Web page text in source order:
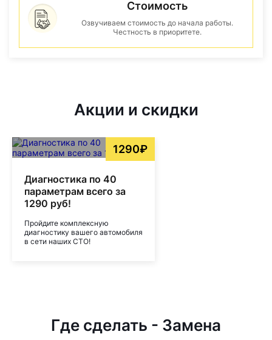
Стоимость
Озвучиваем стоимость до начала работы.
Честность в приоритете.
Акции и скидки
1290₽
Диагностика по 40
параметрам всего за
1290 руб!
Пройдите комплексную
диагностику вашего автомобиля
в сети наших СТО!
Где сделать - Замена